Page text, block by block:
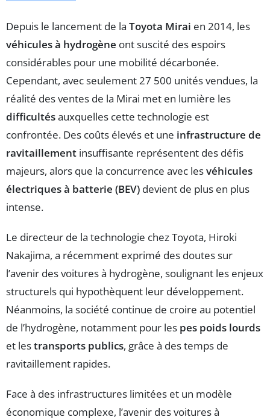
Depuis le lancement de la Toyota Mirai en 2014, les
véhicules à hydrogène ont suscité des espoirs
considérables pour une mobilité décarbonée.
Cependant, avec seulement 27 500 unités vendues, la
réalité des ventes de la Mirai met en lumière les
difficultésauxquelles cette technologie est
confrontée. Des coûts élevés et une infrastructure de
ravitaillement insuffisante représentent des défis
majeurs, alors que la concurrence avec lesvéhicules
électriques à batterie (BEV) devient de plus en plus
intense.
Le directeur de la technologie chez Toyota, Hiroki
Nakajima, a récemment exprimé des doutes sur
l’avenir des voitures à hydrogène, soulignant les enjeux
structurels qui hypothèquent leur développement.
Néanmoins, la société continue de croire au potentiel
de l’hydrogène, notamment pour les pes poids lourds
et lestransports publics, grâce à des temps de
ravitaillement rapides.
Face à des infrastructures limitées et un modèle
économique complexe, l’avenir des voitures à